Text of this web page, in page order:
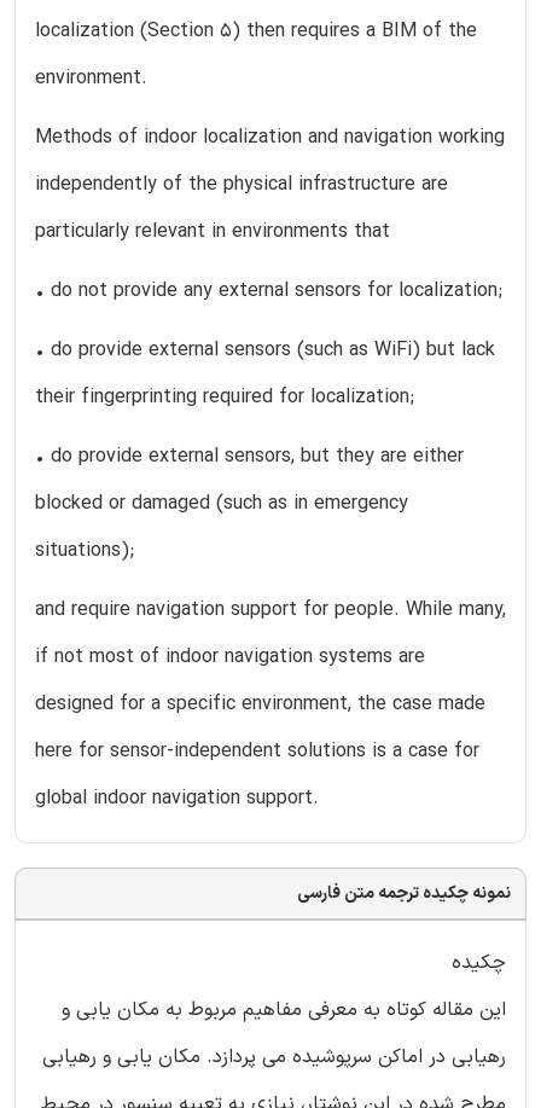
localization (Section 5) then requires a BIM of the
environment.
Methods of indoor localization and navigation working
independently of the physical infrastructure are
particularly relevant in environments that
• do not provide any external sensors for localization;
• do provide external sensors (such as WiFi) but lack
their fingerprinting required for localization;
• do provide external sensors, but they are either
blocked or damaged (such as in emergency
situations);
and require navigation support for people. While many,
if not most of indoor navigation systems are
designed for a specific environment, the case made
here for sensor-independent solutions is a case for
global indoor navigation support.
نمونه چکیده ترجمه متن فارسی
چکیده
این مقاله کوتاه به معرفی مفاهیم مربوط به مکان یابی و
رهیابی در اماکن سرپوشیده می پردازد. مکان یابی و رهیابی